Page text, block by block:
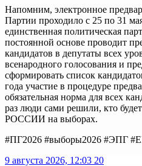
Напомним, электронное
Партии проходило с 25 по
единственная политическая
постоянной основе проводит
кандидатов в депутаты всех
всенародного голосования и
сформировать список
года участие в процедуре
обязательная норма для всех
раз люди сами решили, кто
РОССИИ на выборах.
#ПГ2026 #выборы2026 #ЭПГ
9 августа 2026, 12:03 20